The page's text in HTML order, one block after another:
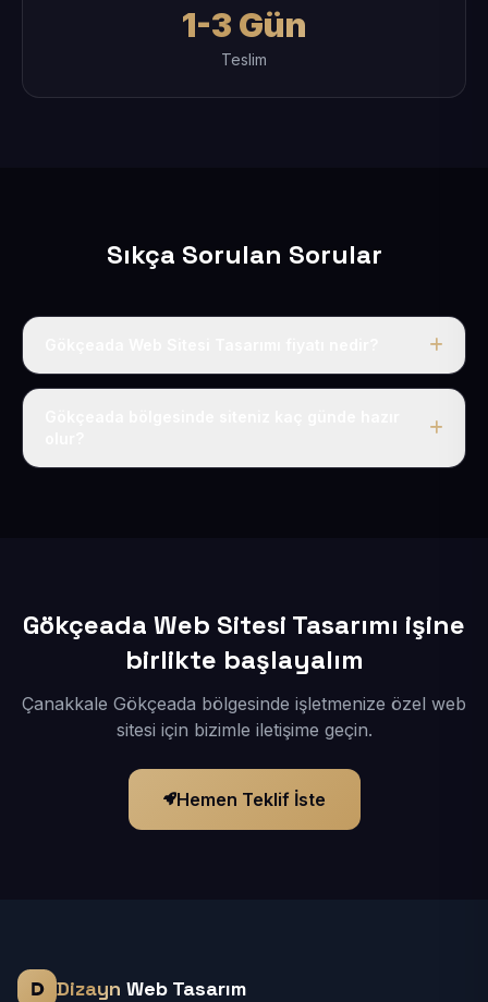
1-3 Gün
Teslim
Sıkça Sorulan Sorular
Tek fiyat uygulanır: yıllık 50 USD + KDV. Bu bedele alan
Gökçeada Web Sitesi Tasarımı işine
birlikte başlayalım
Çanakkale Gökçeada bölgesinde işletmenize özel web
sitesi için bizimle iletişime geçin.
Hemen Teklif İste
Dizayn Web Tasarım